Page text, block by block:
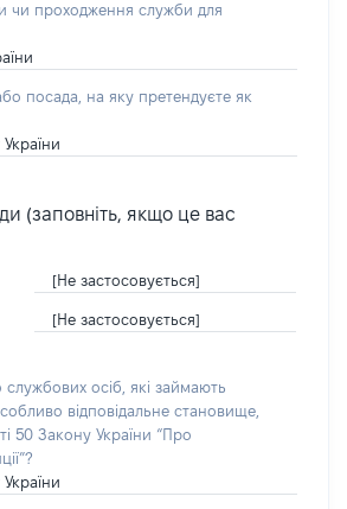
чи проходження служби для
посада, на яку претендуєте як
(заповніть, якщо це вас
[Не застосовується]
[Не застосовується]
осіб, які займають
відповідальне становище,
50 Закону України “Про